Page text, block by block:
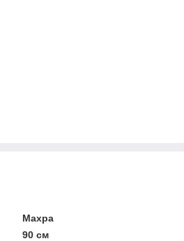
Махра
90 см